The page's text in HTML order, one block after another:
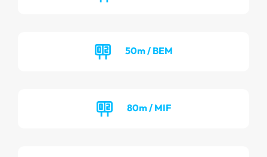
50m / BEM
80m / MIF